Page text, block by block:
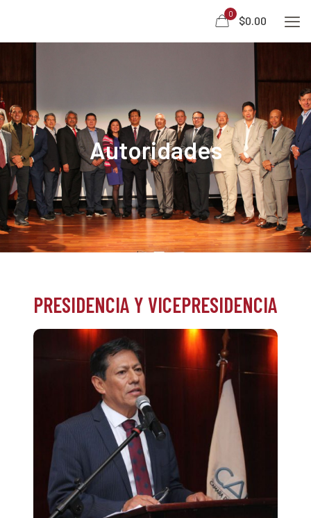
0
$0.00
Autoridades
PRESIDENCIA Y VICEPRESIDENCIA